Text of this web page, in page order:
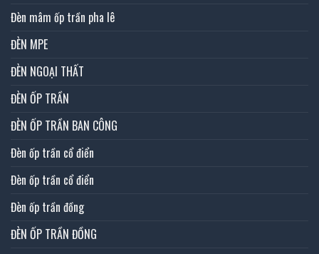
Đèn mâm ốp trần pha lê
ĐÈN MPE
ĐÈN NGOẠI THẤT
ĐÈN ỐP TRẦN
ĐÈN ỐP TRẦN BAN CÔNG
Đèn ốp trần cổ điển
Đèn ốp trần cổ điển
Đèn ốp trần đồng
ĐÈN ỐP TRẦN ĐỒNG